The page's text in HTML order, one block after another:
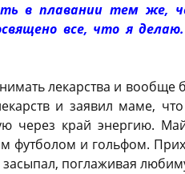
в плавании тем же,
все, что я
лекарства и вообще
и заявил маме, что
через край энергию.
футболом и гольфом.
засыпал, поглаживая